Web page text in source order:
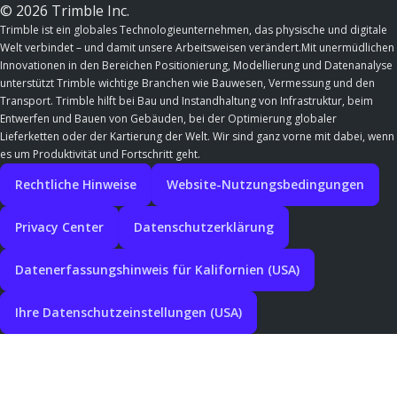
© 2026 Trimble Inc.
Trimble ist ein globales Technologieunternehmen, das physische und digitale
Welt verbindet – und damit unsere Arbeitsweisen verändert.Mit unermüdlichen
Innovationen in den Bereichen Positionierung, Modellierung und Datenanalyse
unterstützt Trimble wichtige Branchen wie Bauwesen, Vermessung und den
Transport. Trimble hilft bei Bau und Instandhaltung von Infrastruktur, beim
Entwerfen und Bauen von Gebäuden, bei der Optimierung globaler
Lieferketten oder der Kartierung der Welt. Wir sind ganz vorne mit dabei, wenn
es um Produktivität und Fortschritt geht.
Rechtliche Hinweise Website-Nutzungsbedingungen
Privacy Center Datenschutzerklärung
Datenerfassungshinweis für Kalifornien (USA)
Ihre Datenschutzeinstellungen (USA)